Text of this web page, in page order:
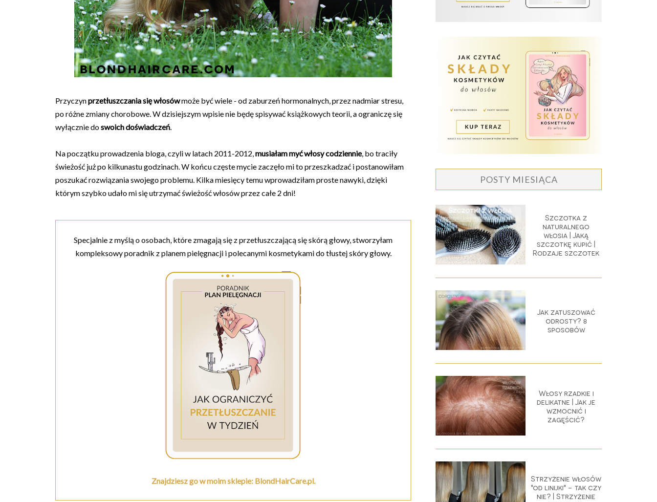
Przyczynprzetłuszczania się włosówmoże być wiele - od zaburzeń hormonalnych, przez nadmiar stresu,
po różne zmiany chorobowe. W dzisiejszym wpisie nie będę spisywać książkowych teorii, a ograniczę się
wyłącznie doswoich doświadczeń.
Na początku prowadzenia bloga, czyli w latach 2011-2012,musiałam myć włosy codziennie, bo traciły
świeżość już po kilkunastu godzinach. W końcu częste mycie zaczęło mi to przeszkadzać i postanowiłam
poszukać rozwiązania swojego problemu. Kilka miesięcy temu wprowadziłam proste nawyki, dzięki
którym szybko udało mi się utrzymać świeżość włosów przez całe 2 dni!
Specjalnie z myślą o osobach, które zmagają się z przetłuszczającą się skórą głowy, stworzyłam
kompleksowy poradnik z planem pielęgnacji i polecanymi kosmetykami do tłustej skóry głowy.
Znajdziesz go w moim sklepie: BlondHairCare.pl.
POSTY MIESIĄCA
Szczotka z
naturalnego
włosia | Jaką
szczotkę kupić |
Rodzaje szczotek
Jak zatuszować
odrosty? 8
sposobów
Włosy rzadkie i
delikatne | Jak je
wzmocnić i
zagęścić?
Strzyżenie włosów
"od linijki" - tak czy
nie? | Strzyżenie